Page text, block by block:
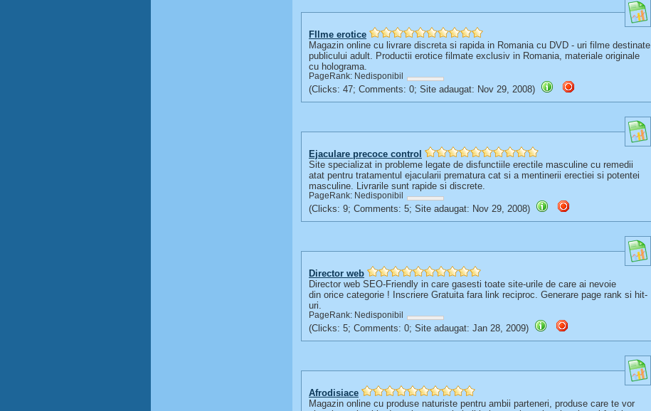
FIlme erotice
Magazin online cu livrare discreta si rapida in Romania cu DVD - uri filme destinate
publicului adult. Productii erotice filmate exclusiv in Romania, materiale originale
cu holograma.
PageRank: Nedisponibil
(Clicks: 47; Comments: 0; Site adaugat: Nov 29, 2008)
Ejaculare precoce control
Site specializat in probleme legate de disfunctiile erectile masculine cu remedii
atat pentru tratamentul ejacularii prematura cat si a mentinerii erectiei si potentei
masculine. Livrarile sunt rapide si discrete.
PageRank: Nedisponibil
(Clicks: 9; Comments: 5; Site adaugat: Nov 29, 2008)
Director web
Director web SEO-Friendly in care gasesti toate site-urile de care ai nevoie
din orice categorie ! Inscriere Gratuita fara link reciproc. Generare page rank si hit-
uri.
PageRank: Nedisponibil
(Clicks: 5; Comments: 0; Site adaugat: Jan 28, 2009)
Afrodisiace
Magazin online cu produse naturiste pentru ambii parteneri, produse care te vor